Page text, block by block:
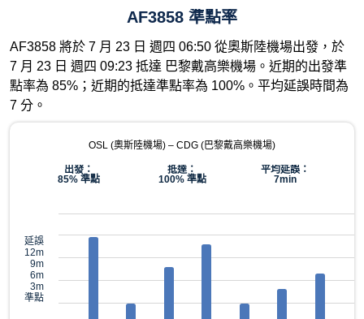
AF3858 準點率
AF3858 將於 7 月 23 日 週四 06:50 從奧斯陸機場出發，於
7 月 23 日 週四 09:23 抵達 巴黎戴高樂機場。近期的出發準
點率為 85%；近期的抵達準點率為 100%。平均延誤時間為
7 分。
OSL (奧斯陸機場) – CDG (巴黎戴高樂機場)
出發：
85% 準點
抵達：
100% 準點
平均延誤：
7min
延誤
12m
9m
6m
3m
準點